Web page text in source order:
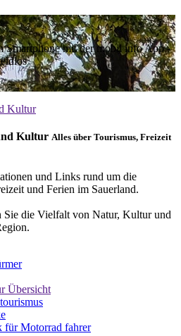
Smartphone mit der mobil info App -
Kultur
Kultur Alles über Tourismus, Freizeit
und Links rund um die
und Ferien im Sauerland.
Sie die Vielfalt von Natur, Kultur und
Übersicht
für Motorrad fahrer